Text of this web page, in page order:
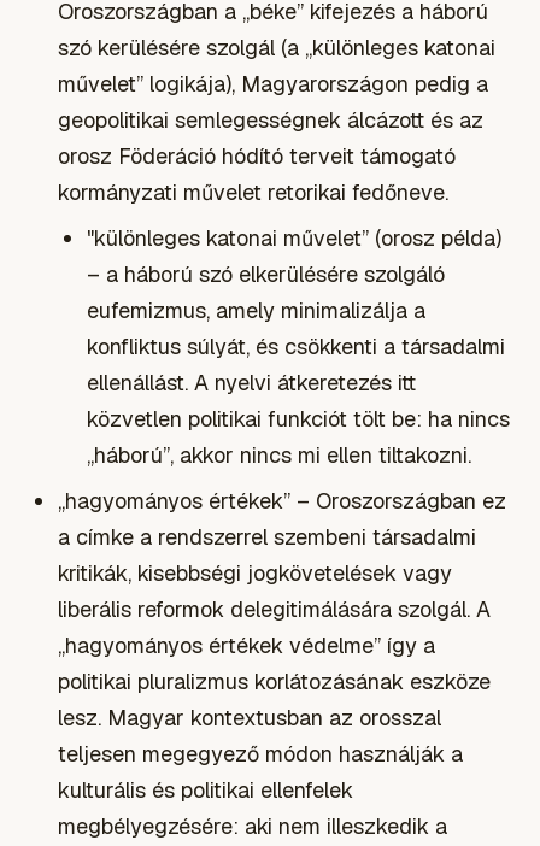
Oroszországban a „béke” kifejezés a háború
szó kerülésére szolgál (a „különleges katonai
művelet” logikája), Magyarországon pedig a
geopolitikai semlegességnek álcázott és az
orosz Föderáció hódító terveit támogató
kormányzati művelet retorikai fedőneve.
"különleges katonai művelet” (orosz példa)
– a háború szó elkerülésére szolgáló
eufemizmus, amely minimalizálja a
konfliktus súlyát, és csökkenti a társadalmi
ellenállást. A nyelvi átkeretezés itt
közvetlen politikai funkciót tölt be: ha nincs
„háború”, akkor nincs mi ellen tiltakozni.
„hagyományos értékek” – Oroszországban ez
a címke a rendszerrel szembeni társadalmi
kritikák, kisebbségi jogkövetelések vagy
liberális reformok delegitimálására szolgál. A
„hagyományos értékek védelme” így a
politikai pluralizmus korlátozásának eszköze
lesz. Magyar kontextusban az orosszal
teljesen megegyező módon használják a
kulturális és politikai ellenfelek
megbélyegzésére: aki nem illeszkedik a